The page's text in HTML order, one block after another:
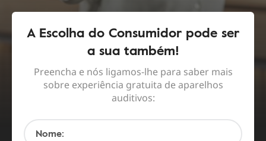
A Escolha do Consumidor pode ser
a sua também!
Preencha e nós ligamos-lhe para saber mais
sobre experiência gratuita de aparelhos
auditivos:
Nome: